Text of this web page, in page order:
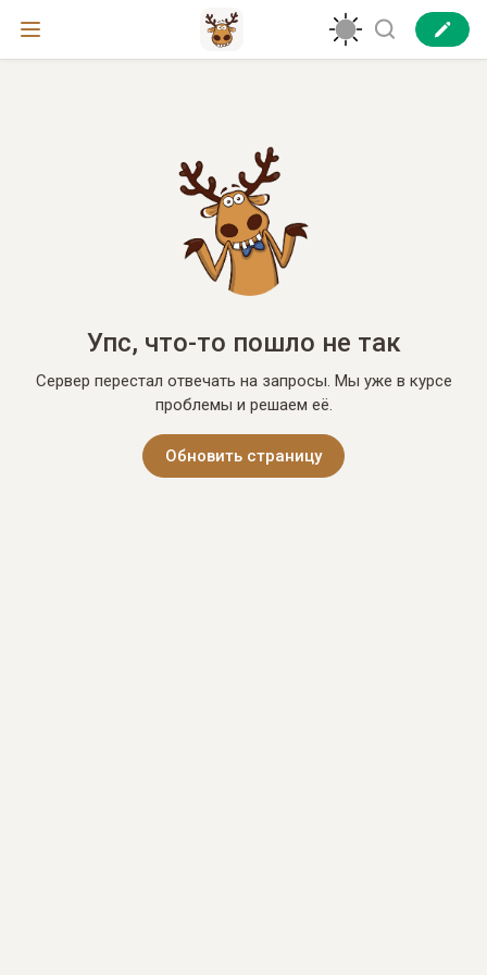
Упс, что-то пошло не так
Сервер перестал отвечать на запросы. Мы уже в курсе
проблемы и решаем её.
Обновить страницу